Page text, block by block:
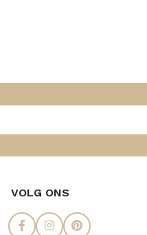
VOLG ONS